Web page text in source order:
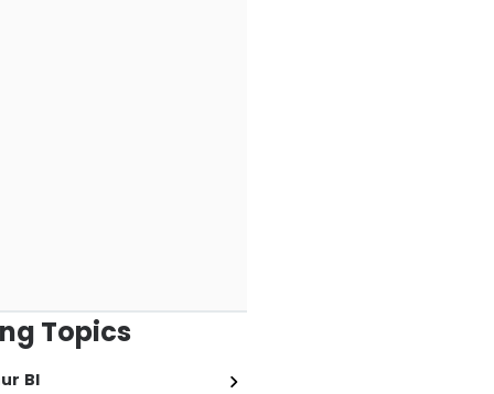
Topics
BI